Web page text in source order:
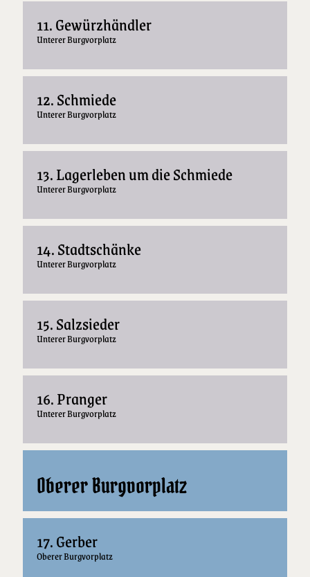
11. Gewürzhändler
Unterer Burgvorplatz
12. Schmiede
Unterer Burgvorplatz
13. Lagerleben um die Schmiede
Unterer Burgvorplatz
14. Stadtschänke
Unterer Burgvorplatz
15. Salzsieder
Unterer Burgvorplatz
16. Pranger
Unterer Burgvorplatz
Oberer Burgvorplatz
17. Gerber
Oberer Burgvorplatz